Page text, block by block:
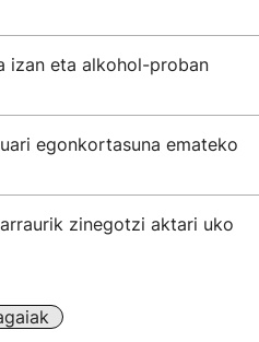
izan eta alkohol-proban
egonkortasuna emateko
zinegotzi aktari uko